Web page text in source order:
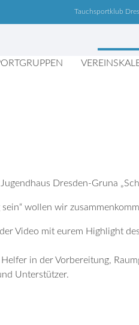
Tauchsportklub
Dresden-Gruna
wollen wir
Video mit eurem Highlight
in der Vorbereitung,
Unterstützer.